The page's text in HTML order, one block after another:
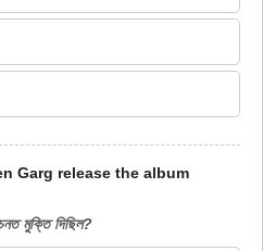
Garg release the album
মুক্তি দিছিল?